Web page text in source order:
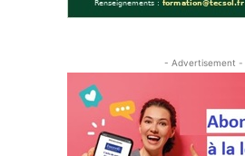
- Advertisement -